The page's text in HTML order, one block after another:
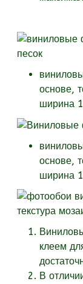
основе,
ширина
основе,
ширина
клеем
В